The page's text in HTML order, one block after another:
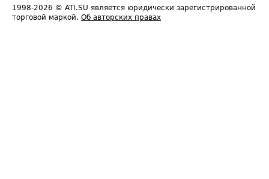
1998-2026 © ATI.SU является юридически зарегистрированной
торговой маркой. Об авторских правах